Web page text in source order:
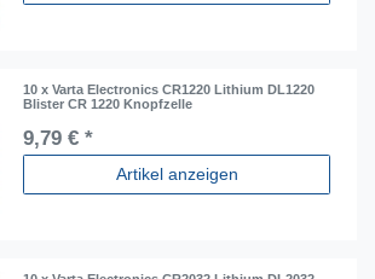
10 x Varta Electronics CR1220 Lithium DL1220
Blister CR 1220 Knopfzelle
9,79 € *
Artikel anzeigen